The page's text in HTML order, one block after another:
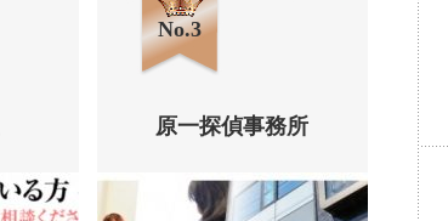
No.3
原一探偵事務所